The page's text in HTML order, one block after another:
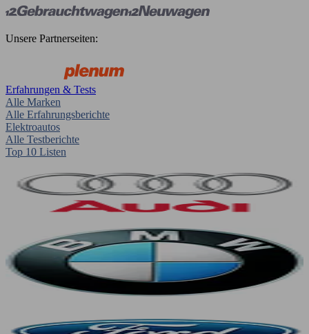
Unsere Partnerseiten:
Erfahrungen & Tests
Alle Marken
Alle Erfahrungsberichte
Elektroautos
Alle Testberichte
Top 10 Listen